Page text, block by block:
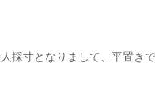
採寸となりまして、平置き